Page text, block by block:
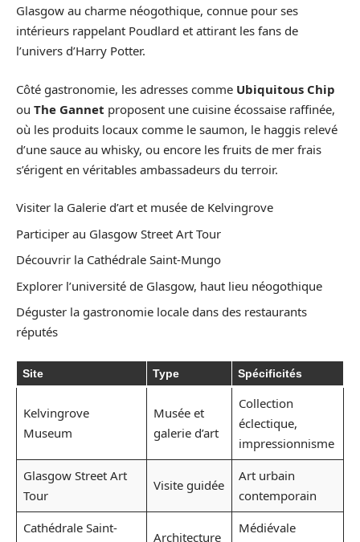
Glasgow au charme néogothique, connue pour ses
intérieurs rappelant Poudlard et attirant les fans de
l’univers d’Harry Potter.
Côté gastronomie, les adresses comme Ubiquitous Chip
ou The Gannet proposent une cuisine écossaise raffinée,
où les produits locaux comme le saumon, le haggis relevé
d’une sauce au whisky, ou encore les fruits de mer frais
s’érigent en véritables ambassadeurs du terroir.
Visiter la Galerie d’art et musée de Kelvingrove
Participer au Glasgow Street Art Tour
Découvrir la Cathédrale Saint-Mungo
Explorer l’université de Glasgow, haut lieu néogothique
Déguster la gastronomie locale dans des restaurants
réputés
Site Type Spécificités
Kelvingrove
Museum
Musée et
galerie d’art
Collection
éclectique,
impressionnisme
Glasgow Street Art
Tour
Visite guidée
Art urbain
contemporain
Cathédrale Saint-
Architecture
Médiévale